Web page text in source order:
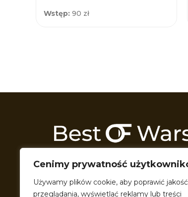
Cenimy prywatność
Używamy plików cookie, aby poprawić jakość
przeglądania, wyświetlać reklamy lub treści
Wstęp: 90 zł
Odkrywamy Warszawę z każdej
Przeszukujemy wszelkie zakątki
przeróżne formy multimedialne,
pięknem miasta, w którym